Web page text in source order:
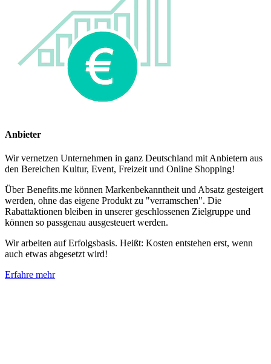
Anbieter
Wir vernetzen Unternehmen in ganz Deutschland mit Anbietern aus
den Bereichen Kultur, Event, Freizeit und Online Shopping!
Über Benefits.me können Markenbekanntheit und Absatz gesteigert
werden, ohne das eigene Produkt zu "verramschen". Die
Rabattaktionen bleiben in unserer geschlossenen Zielgruppe und
können so passgenau ausgesteuert werden.
Wir arbeiten auf Erfolgsbasis. Heißt: Kosten entstehen erst, wenn
auch etwas abgesetzt wird!
Erfahre mehr